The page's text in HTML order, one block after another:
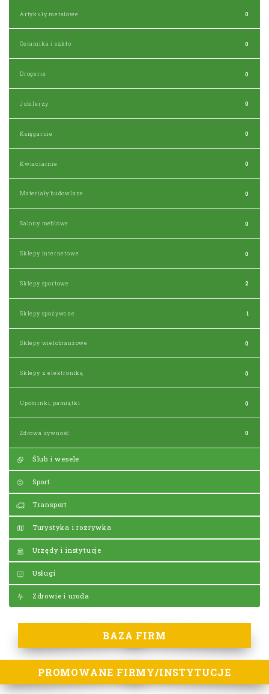
Artykuły metalowe 0
Ceramika i szkło 0
Drogerie 0
Jubilerzy 0
Księgarnie 0
Kwiaciarnie 0
Materiały budowlane 0
Salony meblowe 0
Sklepy internetowe 0
Sklepy sportowe 2
Sklepy spożywcze 1
Sklepy wielobranżowe 0
Sklepy z elektroniką 0
Upominki, pamiątki 0
Zdrowa żywność 0
Ślub i wesele
Sport
Transport
Turystyka i rozrywka
Urzędy i instytucje
Usługi
Zdrowie i uroda
BAZA FIRM
PROMOWANE FIRMY/INSTYTUCJE